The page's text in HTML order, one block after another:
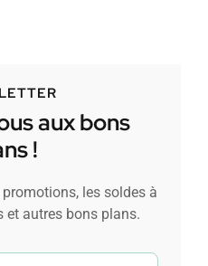
aux bons
!
les soldes à
et autres bons plans.